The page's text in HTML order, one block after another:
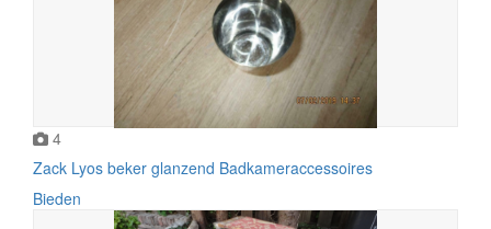
4
Zack Lyos beker glanzend Badkameraccessoires
Bieden